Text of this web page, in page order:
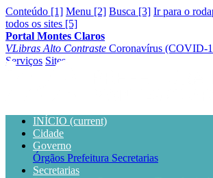
Conteúdo [1] Menu [2] Busca [3] Ir para o
todos os sites [5]
Portal Montes Claros
VLibras Alto Contraste Coronavírus (COVID-
Serviços Sites
INÍCIO (current)
Cidade
Governo
Órgãos Prefeitura Secretarias
Secretarias